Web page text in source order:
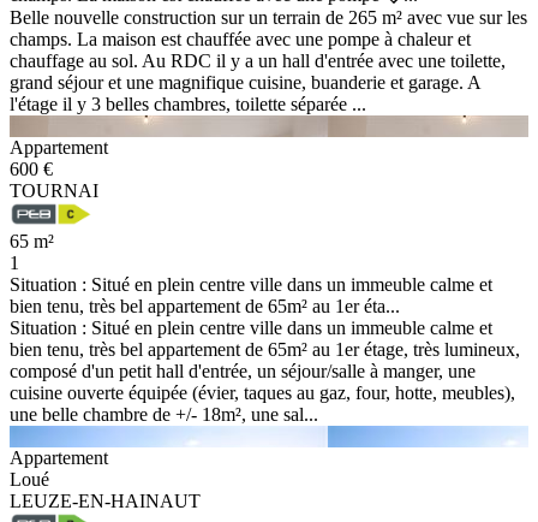
Belle nouvelle construction sur un terrain de 265 m² avec vue sur les
champs. La maison est chauffée avec une pompe à chaleur et
chauffage au sol. Au RDC il y a un hall d'entrée avec une toilette,
grand séjour et une magnifique cuisine, buanderie et garage. A
l'étage il y 3 belles chambres, toilette séparée ...
Appartement
600 €
TOURNAI
65 m²
1
Situation : Situé en plein centre ville dans un immeuble calme et
bien tenu, très bel appartement de 65m² au 1er éta...
Situation : Situé en plein centre ville dans un immeuble calme et
bien tenu, très bel appartement de 65m² au 1er étage, très lumineux,
composé d'un petit hall d'entrée, un séjour/salle à manger, une
cuisine ouverte équipée (évier, taques au gaz, four, hotte, meubles),
une belle chambre de +/- 18m², une sal...
Appartement
Loué
LEUZE-EN-HAINAUT